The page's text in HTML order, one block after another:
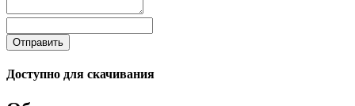
Отправить
Доступно для скачивания